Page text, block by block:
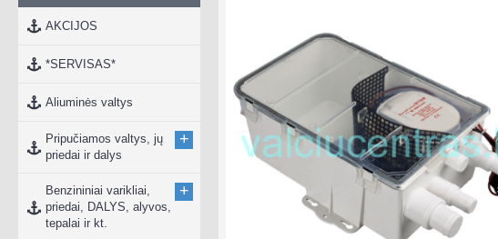
AKCIJOS
*SERVISAS*
Aliuminės valtys
Pripučiamos valtys, jų
priedai ir dalys
+
Benzininiai varikliai,
priedai, DALYS, alyvos,
tepalai ir kt.
+